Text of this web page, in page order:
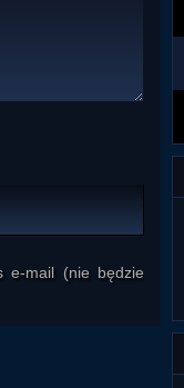
e-mail (nie będzie